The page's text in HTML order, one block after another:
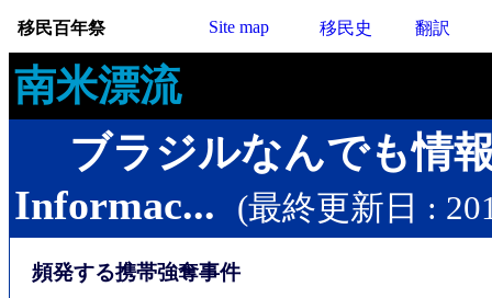
移民百年祭 Site map 移民史 翻訳
南米漂流
ブラジルなんでも情
Informac...
(最終更新日 :
頻発する携帯強奪事件